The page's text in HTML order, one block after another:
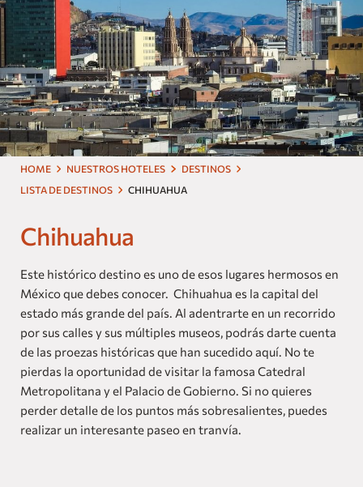
Nuestras Marcas
Homes and Residences
Corporate +
Blog
Próximas Aperturas
Dog Friendly
HOME NUESTROS HOTELES
DESTINOS
LISTA DE DESTINOS
CHIHUAHUA
Chihuahua
Este histórico destino es uno de esos lugares hermosos en
México que debes conocer. Chihuahua es la capital del
estado más grande del país. Al adentrarte en un recorrido
por sus calles y sus múltiples museos, podrás darte cuenta
de las proezas históricas que han sucedido aquí. No te
pierdas la oportunidad de visitar la famosa Catedral
Metropolitana y el Palacio de Gobierno. Si no quieres
perder detalle de los puntos más sobresalientes, puedes
realizar un interesante paseo en tranvía.